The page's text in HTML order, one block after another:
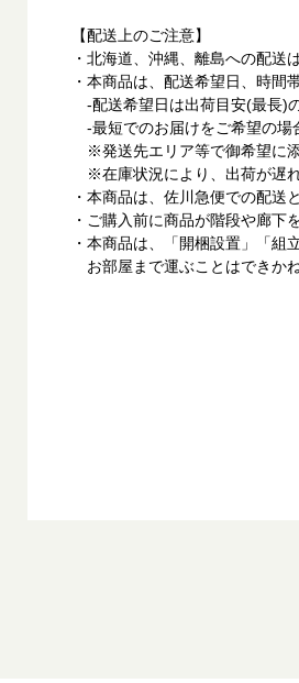
【配送上のご注意】
・北海道、沖縄、離島への配送
・本商品は、配送希望日、時間
‐配送希望日は出荷目安(最長)
‐最短でのお届けをご希望の場
※発送先エリア等で御希望に添
※在庫状況により、出荷が遅れ
・本商品は、佐川急便での配送
・ご購入前に商品が階段や廊下
・本商品は、「開梱設置」「
お部屋まで運ぶことはできか